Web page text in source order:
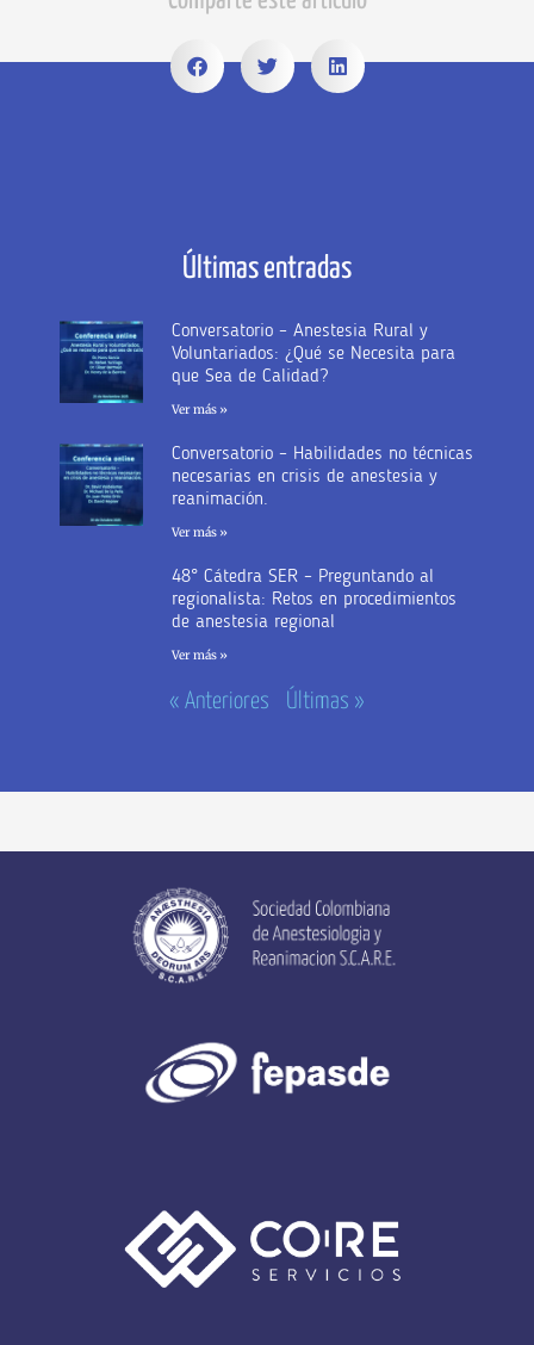
Últimas entradas
Conversatorio – Anestesia Rural y
Voluntariados: ¿Qué se Necesita para
que Sea de Calidad?
Ver más »
Conversatorio – Habilidades no técnicas
necesarias en crisis de anestesia y
reanimación.
Ver más »
48° Cátedra SER – Preguntando al
regionalista: Retos en procedimientos
de anestesia regional
Ver más »
« Anteriores Últimas »